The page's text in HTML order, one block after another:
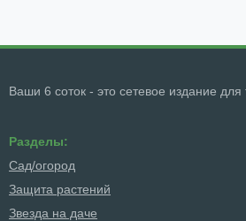
Ваши 6 соток - это сетевое издание
Разделы:
Сад/огород
Защита растений
Звезда на даче